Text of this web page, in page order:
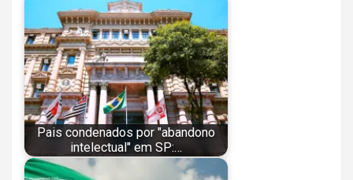
Pais condenados por "abandono
intelectual" em SP:…